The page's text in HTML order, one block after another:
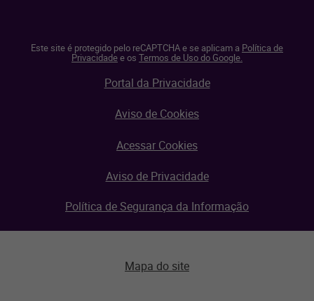
Este site é protegido pelo reCAPTCHA e se aplicam a Política de
Privacidadee os Termos de Uso do Google.
Portal da Privacidade
Aviso de Cookies
Acessar Cookies
Aviso de Privacidade
Política de Segurança da Informação
Mapa do site